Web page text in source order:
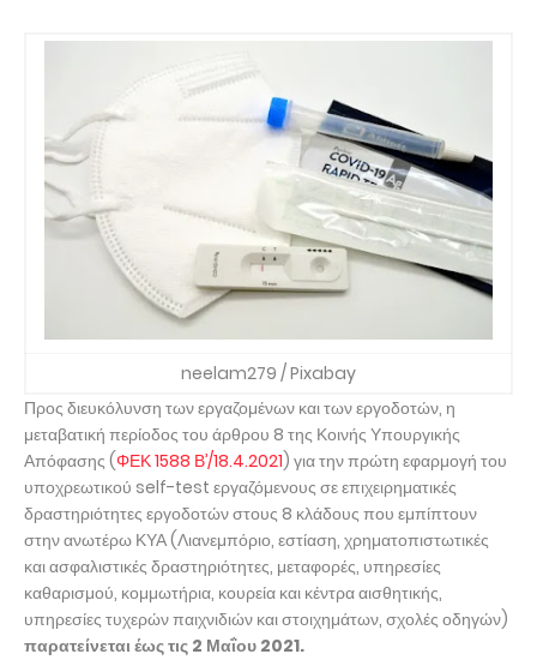
neelam279 / Pixabay
Προς διευκόλυνση των εργαζομένων και των εργοδοτών, η
μεταβατική περίοδος του άρθρου 8 της Κοινής Υπουργικής
Απόφασης (ΦΕΚ 1588 Β’/18.4.2021) για την πρώτη εφαρμογή του
υποχρεωτικού self-test εργαζόμενους σε επιχειρηματικές
δραστηριότητες εργοδοτών στους 8 κλάδους που εμπίπτουν
στην ανωτέρω ΚΥΑ (Λιανεμπόριο, εστίαση, χρηματοπιστωτικές
και ασφαλιστικές δραστηριότητες, μεταφορές, υπηρεσίες
καθαρισμού, κομμωτήρια, κουρεία και κέντρα αισθητικής,
υπηρεσίες τυχερών παιχνιδιών και στοιχημάτων, σχολές οδηγών)
παρατείνεται έως τις 2 Μαΐου 2021.